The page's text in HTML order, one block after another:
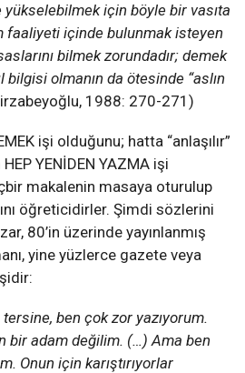
için böyle bir vasıta
faaliyeti içinde bulunmak isteyen
bilmek zorundadır; demek
bilgisi olmanın da ötesinde “aslın
1988: 270-271)
işi olduğunu; hatta “anlaşılır”
YENİDEN YAZMA işi
makalenin masaya oturulup
öğreticidirler. Şimdi sözlerini
80’in üzerinde yayınlanmış
yine yüzlerce gazete veya
tersine, ben çok zor yazıyorum.
bir adam değilim. (…) Ama ben
Onun için karıştırıyorlar